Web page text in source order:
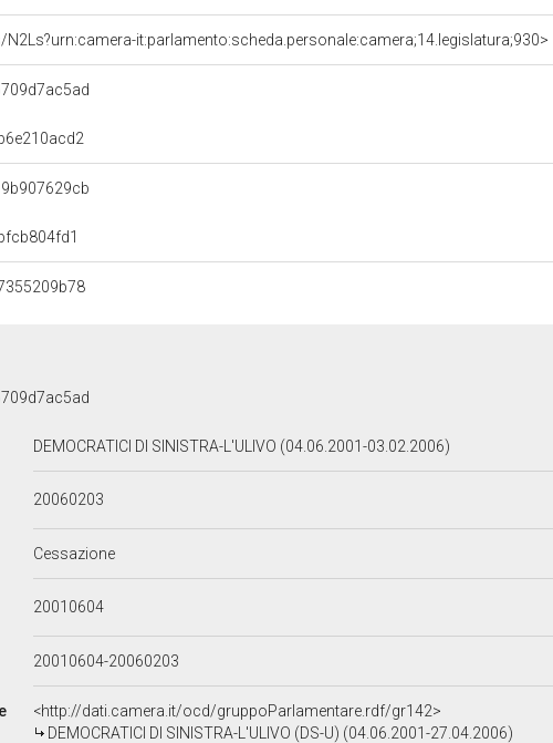
it:parlamento:scheda.personale:camera;14.legislatura;930>
DEMOCRATICI DI SINISTRA-L'ULIVO (04.06.2001-03.02.2006)
20060203
Cessazione
20010604
20010604-20060203
<http://dati.camera.it/ocd/gruppoParlamentare.rdf/gr142>
DEMOCRATICI DI SINISTRA-L'ULIVO (DS-U) (04.06.2001-27.04.2006)